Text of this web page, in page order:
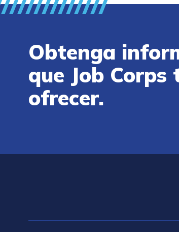
Obtenga
que Job Corps
ofrecer.